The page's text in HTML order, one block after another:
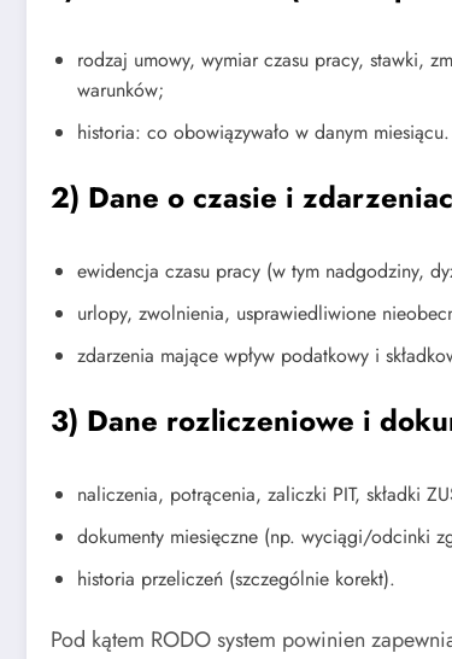
rodzaj umowy, wymiar czasu pracy, stawki,
warunków;
historia: co obowiązywało w danym miesiącu.
2) Dane o czasie i
ewidencja czasu pracy (w tym nadgodziny,
urlopy, zwolnienia, usprawiedliwione
zdarzenia mające wpływ podatkowy i
3) Dane rozliczeniowe i
naliczenia, potrącenia, zaliczki PIT, składki
dokumenty miesięczne (np. wyciągi/odcinki
historia przeliczeń (szczególnie korekt).
Pod kątem RODO system powinien